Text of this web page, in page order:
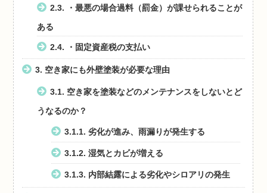
2.3. ・最悪の場合過料（罰金）が課せられることが
ある
2.4. ・固定資産税の支払い
3. 空き家にも外壁塗装が必要な理由
3.1. 空き家を塗装などのメンテナンスをしないとど
うなるのか？
3.1.1. 劣化が進み、雨漏りが発生する
3.1.2. 湿気とカビが増える
3.1.3. 内部結露による劣化やシロアリの発生